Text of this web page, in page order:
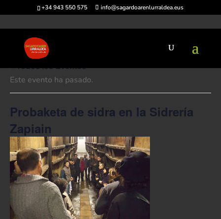
+34 943 550 575 info@sagardoarenlurraldea.eus
« Todos los Eventos
Este evento ha pasado.
Probaketa de sidra en la Sidrería
Zapiain